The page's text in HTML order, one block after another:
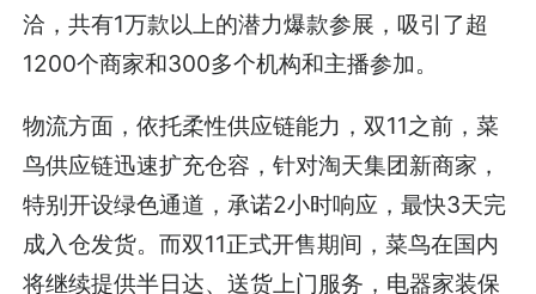
洽，共有1万款以上的潜力爆款参展，吸引了超
1200个商家和300多个机构和主播参加。
物流方面，依托柔性供应链能力，双11之前，菜
鸟供应链迅速扩充仓容，针对淘天集团新商家，
特别开设绿色通道，承诺2小时响应，最快3天完
成入仓发货。而双11正式开售期间，菜鸟在国内
将继续提供半日达、送货上门服务，电器家装保